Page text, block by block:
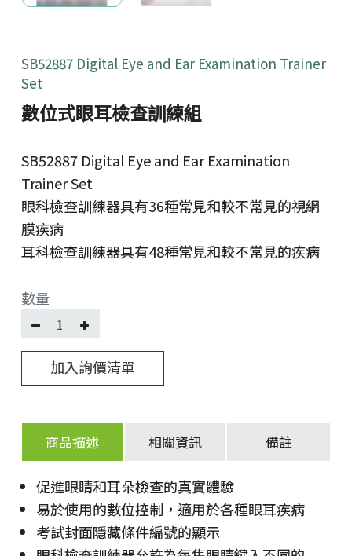
SB52887 Digital Eye and Ear Examination Trainer
Set
數位式眼耳檢查訓練組
SB52887 Digital Eye and Ear Examination
Trainer Set
眼科檢查訓練器具有36種常見和較不常見的視網
膜疾病
耳科檢查訓練器具有48種常見和較不常見的疾病
數量
加入詢價清單
商品描述 相關資訊 備註
促進眼睛和耳朵檢查的真實體驗
易於使用的數位控制，適用於各種眼耳疾病
考試封面隱藏條件編號的顯示